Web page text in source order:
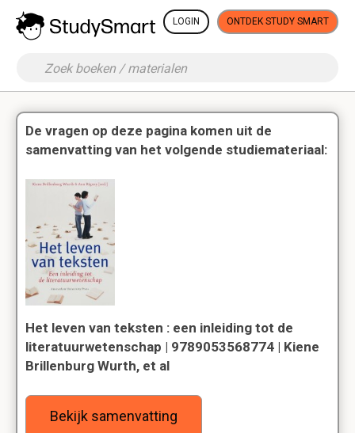
LOGIN ONTDEK STUDY SMART
De vragen op deze pagina komen uit de
samenvatting van het volgende studiemateriaal:
Het leven van teksten : een inleiding tot de
literatuurwetenschap | 9789053568774 | Kiene
Brillenburg Wurth, et al
Bekijk samenvatting